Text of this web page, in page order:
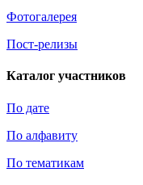
Фотогалерея
Пост-релизы
Каталог участников
По дате
По алфавиту
По тематикам